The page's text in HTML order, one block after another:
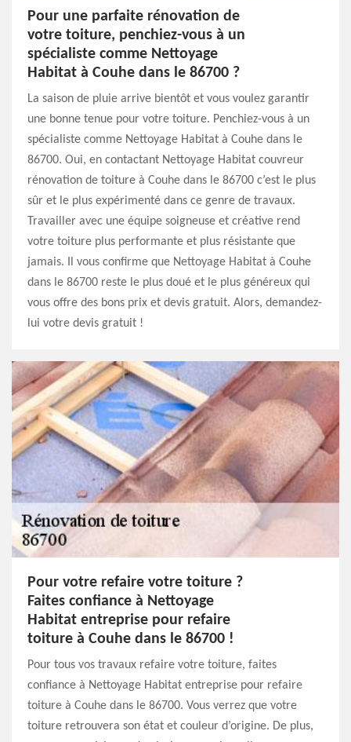
Pour une parfaite rénovation de
votre toiture, penchiez-vous à un
spécialiste comme Nettoyage
Habitat à Couhe dans le 86700 ?
La saison de pluie arrive bientôt et vous voulez garantir
une bonne tenue pour votre toiture. Penchiez-vous à un
spécialiste comme Nettoyage Habitat à Couhe dans le
86700. Oui, en contactant Nettoyage Habitat couvreur
rénovation de toiture à Couhe dans le 86700 c’est le plus
sûr et le plus expérimenté dans ce genre de travaux.
Travailler avec une équipe soigneuse et créative rend
votre toiture plus performante et plus résistante que
jamais. Il vous confirme que Nettoyage Habitat à Couhe
dans le 86700 reste le plus doué et le plus généreux qui
vous offre des bons prix et devis gratuit. Alors, demandez-
lui votre devis gratuit !
Pour votre refaire votre toiture ?
Faites confiance à Nettoyage
Habitat entreprise pour refaire
toiture à Couhe dans le 86700 !
Pour tous vos travaux refaire votre toiture, faites
confiance à Nettoyage Habitat entreprise pour refaire
toiture à Couhe dans le 86700. Vous verrez que votre
toiture retrouvera son état et couleur d’origine. De plus,